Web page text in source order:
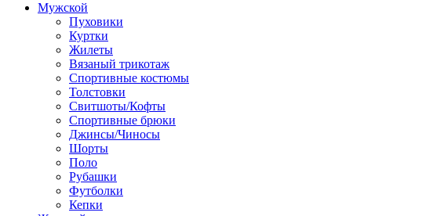
Мужской
Пуховики
Куртки
Жилеты
Вязаный трикотаж
Спортивные костюмы
Толстовки
Свитшоты/Кофты
Спортивные брюки
Джинсы/Чиносы
Шорты
Поло
Рубашки
Футболки
Кепки